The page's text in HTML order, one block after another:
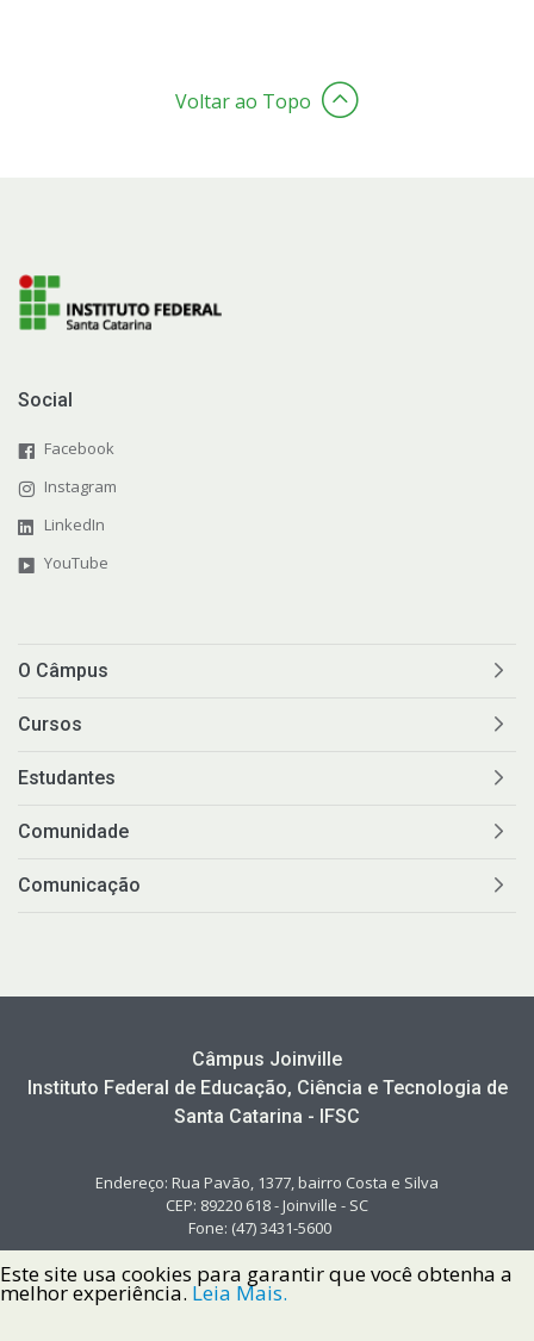
Voltar ao Topo
Social
Facebook
Instagram
LinkedIn
YouTube
O Câmpus
Cursos
Estudantes
Comunidade
Comunicação
Câmpus Joinville
Instituto Federal de Educação, Ciência e Tecnologia de
Santa Catarina - IFSC
Endereço: Rua Pavão, 1377, bairro Costa e Silva
CEP: 89220 618 - Joinville - SC
Fone: (47) 3431-5600
Este site usa cookies para garantir que você obtenha a
melhor experiência. Leia Mais.